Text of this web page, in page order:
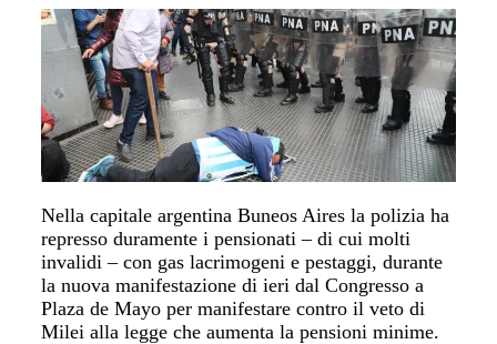
Nella capitale argentina Buneos Aires la polizia ha
represso duramente i pensionati – di cui molti
invalidi –con gas lacrimogeni e pestaggi, durante
la nuova manifestazione di ieri dalCongresso a
Plaza de Mayo per manifestare contro il veto di
Milei alla legge che aumenta la pensioni minime.